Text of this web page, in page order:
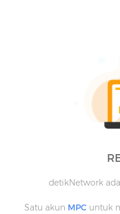
detikNetwork
Satu akun MPC untuk